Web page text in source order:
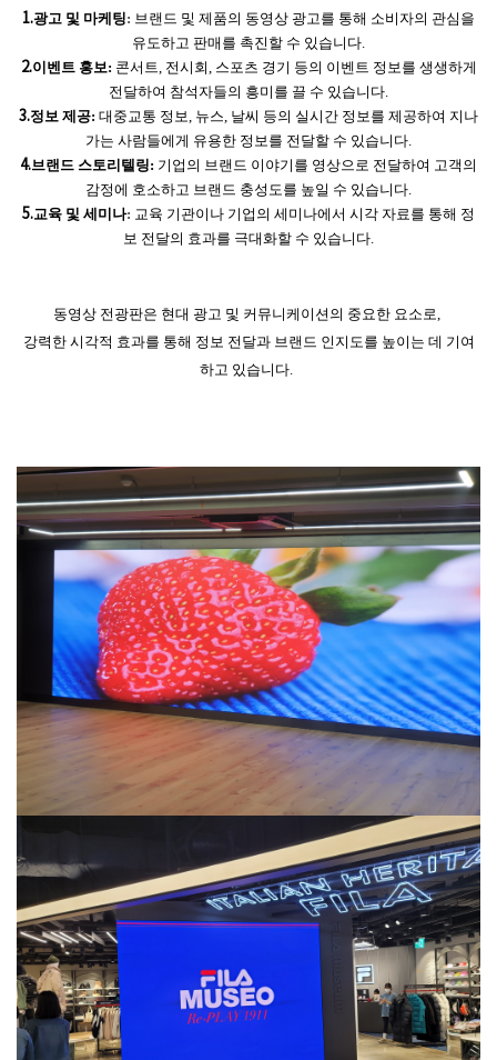
1.광고 및 마케팅: 브랜드 및 제품의 동영상 광고를 통해 소비자의 관심을
유도하고 판매를 촉진할 수 있습니다.
2.이벤트 홍보: 콘서트, 전시회, 스포츠 경기 등의 이벤트 정보를 생생하게
전달하여 참석자들의 흥미를 끌 수 있습니다.
3.정보 제공: 대중교통 정보, 뉴스, 날씨 등의 실시간 정보를 제공하여 지나
가는 사람들에게 유용한 정보를 전달할 수 있습니다.
4.브랜드 스토리텔링: 기업의 브랜드 이야기를 영상으로 전달하여 고객의
감정에 호소하고 브랜드 충성도를 높일 수 있습니다.
5.교육 및 세미나: 교육 기관이나 기업의 세미나에서 시각 자료를 통해 정
보 전달의 효과를 극대화할 수 있습니다.
동영상 전광판은 현대 광고 및 커뮤니케이션의 중요한 요소로,
강력한 시각적 효과를 통해 정보 전달과 브랜드 인지도를 높이는 데 기여
하고 있습니다.